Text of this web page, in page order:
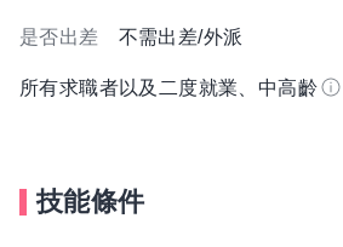
是否出差 不需出差/外派
所有求職者以及二度就業、中高齡
技能條件